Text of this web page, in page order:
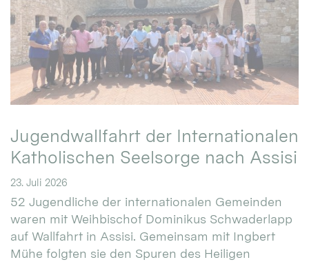
Jugendwallfahrt der Internationalen
Katholischen Seelsorge nach Assisi
23. Juli 2026
52 Jugendliche der internationalen Gemeinden
waren mit Weihbischof Dominikus Schwaderlapp
auf Wallfahrt in Assisi. Gemeinsam mit Ingbert
Mühe folgten sie den Spuren des Heiligen